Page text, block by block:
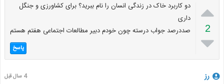

2

دو کاربرد خاک در زندگی انسان را نام ببرید؟ برای کشاورزی و جنگل
داری
صددرصد جواب درسته چون خودم دبیر مطالعات اجتماعی هفتم هستم
پاسخ
رز 4 سال قبل